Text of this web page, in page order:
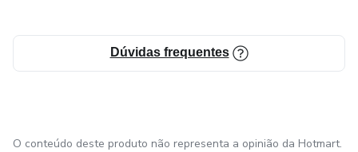
Dúvidas frequentes
O conteúdo deste produto não representa a opinião da Hotmart.